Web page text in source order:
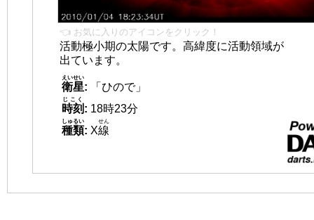
👈 お気に入りのアイコンをクリック！
活動極小期の太陽です。高緯度に活動領域が
出ています。
衛星
えいせい
:
「ひので」
時刻
じこく
: 18時23分
種類
しゅるい
: X線
せん